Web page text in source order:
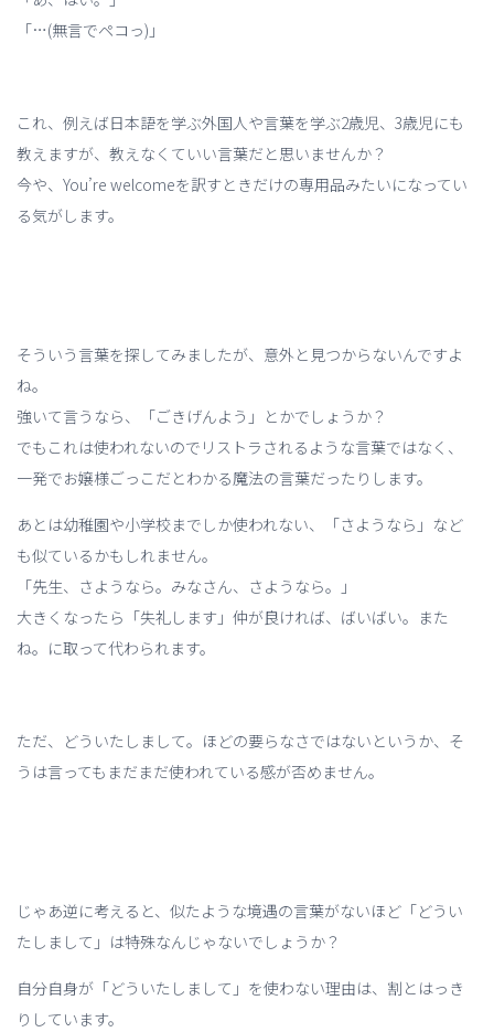
「…(無言でペコっ)」
これ、例えば日本語を学ぶ外国人や言葉を学ぶ2歳児、3歳児にも
教えますが、教えなくていい言葉だと思いませんか？
今や、You’re welcomeを訳すときだけの専用品みたいになってい
る気がします。
そういう言葉を探してみましたが、意外と見つからないんですよ
ね。
強いて言うなら、「ごきげんよう」とかでしょうか？
でもこれは使われないのでリストラされるような言葉ではなく、
一発でお嬢様ごっこだとわかる魔法の言葉だったりします。
あとは幼稚園や小学校までしか使われない、「さようなら」など
も似ているかもしれません。
「先生、さようなら。みなさん、さようなら。」
大きくなったら「失礼します」仲が良ければ、ばいばい。また
ね。に取って代わられます。
ただ、どういたしまして。ほどの要らなさではないというか、そ
うは言ってもまだまだ使われている感が否めません。
じゃあ逆に考えると、似たような境遇の言葉がないほど「どうい
たしまして」は特殊なんじゃないでしょうか？
自分自身が「どういたしまして」を使わない理由は、割とはっき
りしています。